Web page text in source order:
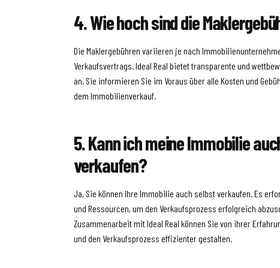
4. Wie hoch sind die
Die Maklergebühren variieren je nach
Verkaufsvertrags. Ideal Real bietet transparente und
an. Sie informieren Sie im Voraus über alle Kosten und
dem Immobilienverkauf.
5. Kann ich meine Immobilie
verkaufen?
Ja, Sie können Ihre Immobilie auch selbst verkaufen. Es
und Ressourcen, um den Verkaufsprozess erfolgreich
Zusammenarbeit mit Ideal Real können Sie von ihrer
und den Verkaufsprozess effizienter gestalten.